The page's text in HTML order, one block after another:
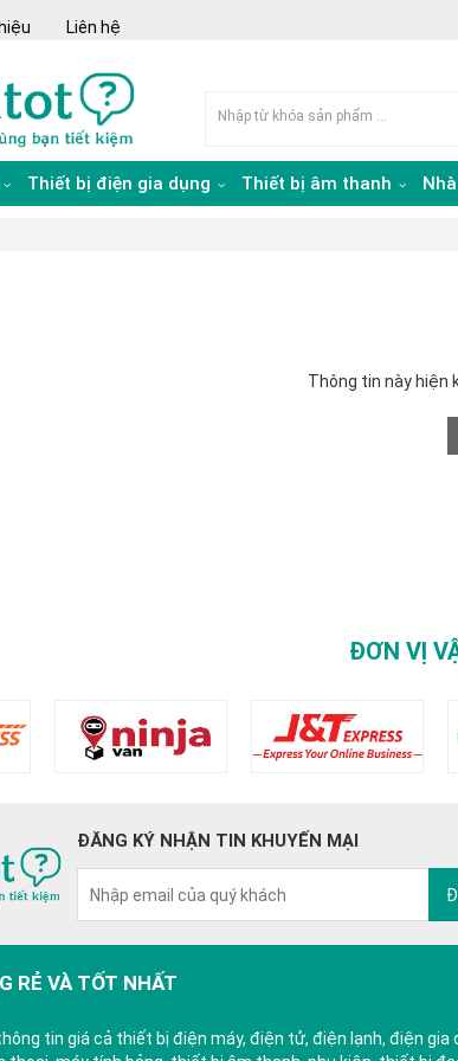
Liên hệ
Thiết bị điện gia dụng Thiết bị âm thanh
Thông tin này hiện
ĐƠN VỊ
ĐĂNG KÝ NHẬN TIN KHUYẾN MẠI
RẺ VÀ TỐT NHẤT
tin giá cả thiết bị điện máy, điện tử, điện lạnh, điện gia